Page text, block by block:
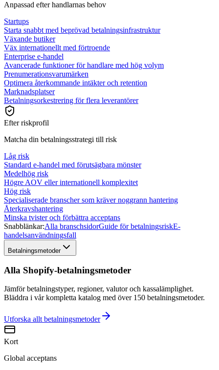
Anpassad efter handlarnas behov
Startups
Starta snabbt med beprövad betalningsinfrastruktur
Växande butiker
Väx internationellt med förtroende
Enterprise e-handel
Avancerade funktioner för handlare med hög volym
Prenumerationsvarumärken
Optimera återkommande intäkter och retention
Marknadsplatser
Betalningsorkestrering för flera leverantörer
Efter riskprofil
Matcha din betalningsstrategi till risk
Låg risk
Standard e-handel med förutsägbara mönster
Medelhög risk
Högre AOV eller internationell komplexitet
Hög risk
Specialiserade branscher som kräver noggrann hantering
Återkravshantering
Minska tvister och förbättra acceptans
Snabblänkar:Alla branschsidorGuide för betalningsriskE-
handelsanvändningsfall
Betalningsmetoder
Alla Shopify-betalningsmetoder
Jämför betalningstyper, regioner, valutor och kassalämplighet.
Bläddra i vår kompletta katalog med över 150 betalningsmetoder.
Utforska allt betalningsmetoder
Kort
Global acceptans